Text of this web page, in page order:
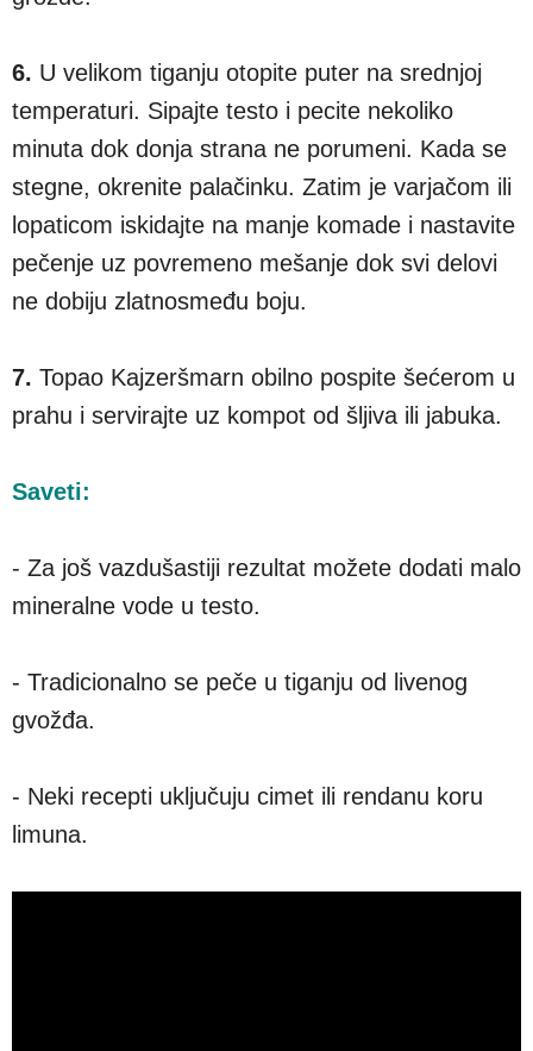
6. U velikom tiganju otopite puter na srednjoj
temperaturi. Sipajte testo i pecite nekoliko
minuta dok donja strana ne porumeni. Kada se
stegne, okrenite palačinku. Zatim je varjačom ili
lopaticom iskidajte na manje komade i nastavite
pečenje uz povremeno mešanje dok svi delovi
ne dobiju zlatnosmeđu boju.
7. Topao Kajzeršmarn obilno pospite šećerom u
prahu i servirajte uz kompot od šljiva ili jabuka.
Saveti:
- Za još vazdušastiji rezultat možete dodati malo
mineralne vode u testo.
- Tradicionalno se peče u tiganju od livenog
gvožđa.
- Neki recepti uključuju cimet ili rendanu koru
limuna.